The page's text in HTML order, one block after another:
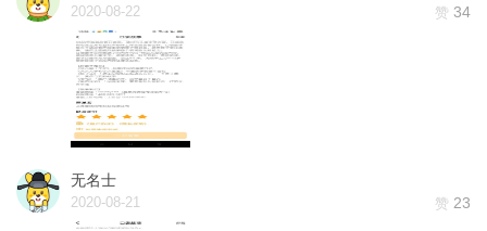
2020-08-22 赞 34
无名士
2020-08-21 赞 23